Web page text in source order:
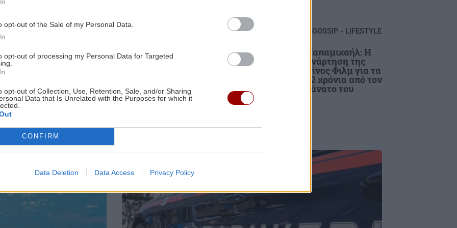
opt-out of the Sale of my Personal Data.
opt-out of processing my Personal Data for Targeted
opt-out of Collection, Use, Retention, Sale, and/or Sharing
Data that Is Unrelated with the Purposes for which it
CONFIRM
Data Deletion Data Access Privacy Policy
19:54
19:49
ΙΣΑ: Ζητάει άμεση αναστολή της
διαγνωστικών εξετάσεων στο
18:11
ΚΡΗΤΗ
κινείται η αγορά
GOSSIP - LIFESTYLE
Στο Ρέθυμνο για διακοπές ο ηθοποιός
Αναστάσης Ροϊλός
17:56
Θρήνος για τον
Μέσι: Πέθανε ο
Κρήτη -Τριπλή
παγκόσμια
διάκριση: Τρεις
στις 25
καλύτερες του
GOSSIP - LIFESTYLE
Παπαμιχαήλ: Η
ανάρτηση της
Φίνος Φιλμ για τα
22 χρόνια από τον
θάνατο του
Image